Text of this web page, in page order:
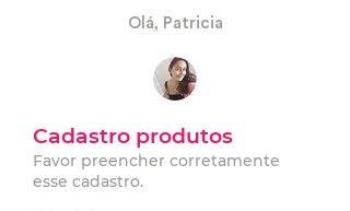
Olá, Patricia
Cadastro produtos
Favor preencher corretamente
esse cadastro.